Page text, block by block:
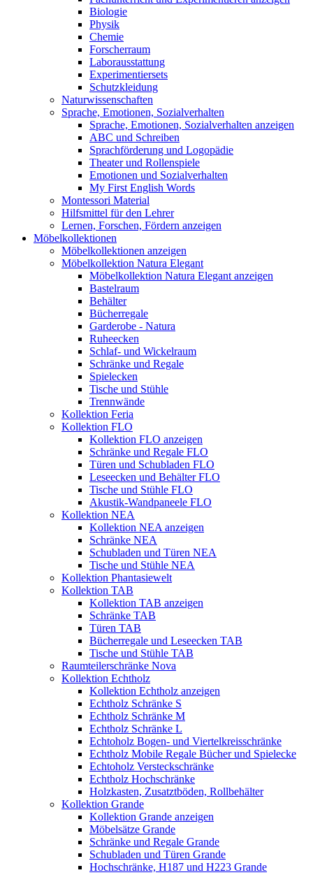
Biologie
Physik
Chemie
Forscherraum
Laborausstattung
Experimentiersets
Schutzkleidung
Naturwissenschaften
Sprache, Emotionen, Sozialverhalten
Sprache, Emotionen, Sozialverhalten anzeigen
ABC und Schreiben
Sprachförderung und Logopädie
Theater und Rollenspiele
Emotionen und Sozialverhalten
My First English Words
Montessori Material
Hilfsmittel für den Lehrer
Lernen, Forschen, Fördern anzeigen
Möbelkollektionen
Möbelkollektionen anzeigen
Möbelkollektion Natura Elegant
Möbelkollektion Natura Elegant anzeigen
Bastelraum
Behälter
Bücherregale
Garderobe - Natura
Ruheecken
Schlaf- und Wickelraum
Schränke und Regale
Spielecken
Tische und Stühle
Trennwände
Kollektion Feria
Kollektion FLO
Kollektion FLO anzeigen
Schränke und Regale FLO
Türen und Schubladen FLO
Leseecken und Behälter FLO
Tische und Stühle FLO
Akustik-Wandpaneele FLO
Kollektion NEA
Kollektion NEA anzeigen
Schränke NEA
Schubladen und Türen NEA
Tische und Stühle NEA
Kollektion Phantasiewelt
Kollektion TAB
Kollektion TAB anzeigen
Schränke TAB
Türen TAB
Bücherregale und Leseecken TAB
Tische und Stühle TAB
Raumteilerschränke Nova
Kollektion Echtholz
Kollektion Echtholz anzeigen
Echtholz Schränke S
Echtholz Schränke M
Echtholz Schränke L
Echtoholz Bogen- und Viertelkreisschränke
Echtholz Mobile Regale Bücher und Spielecke
Echtoholz Versteckschränke
Echtholz Hochschränke
Holzkasten, Zusatztböden, Rollbehälter
Kollektion Grande
Kollektion Grande anzeigen
Möbelsätze Grande
Schränke und Regale Grande
Schubladen und Türen Grande
Hochschränke, H187 und H223 Grande